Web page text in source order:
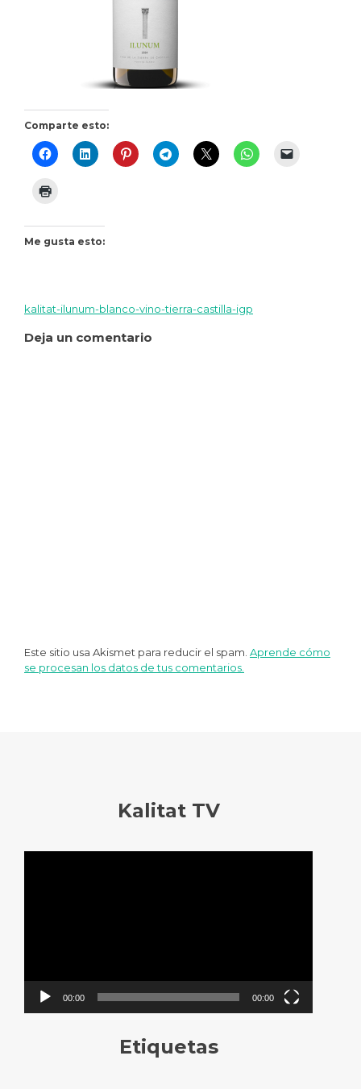
Comparte esto:
Me gusta esto:
Navegación
kalitat-ilunum-blanco-vino-tierra-castilla-igp
Deja un comentario
Este sitio usa Akismet para reducir el spam. Aprende cómo
se procesan los datos de tus comentarios.
Kalitat TV
00:00 00:00
Etiquetas